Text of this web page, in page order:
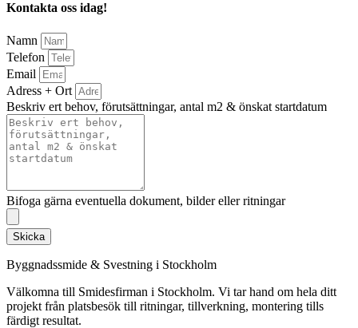
Kontakta oss idag!
Namn
Telefon
Email
Adress + Ort
Beskriv ert behov, förutsättningar, antal m2 & önskat startdatum
Bifoga gärna eventuella dokument, bilder eller ritningar
Skicka
Byggnadssmide & Svestning i Stockholm
Välkomna till Smidesfirman i Stockholm. Vi tar hand om hela ditt
projekt från platsbesök till ritningar, tillverkning, montering tills
färdigt resultat.